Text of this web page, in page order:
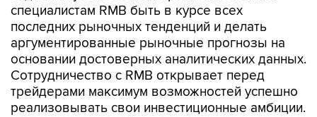
специалистам RMB быть в курсе всех
последних рыночных тенденций и делать
аргументированные рыночные прогнозы на
основании достоверных аналитических данных.
Сотрудничество с RMB открывает перед
трейдерами максимум возможностей успешно
реализовывать свои инвестиционные амбиции.